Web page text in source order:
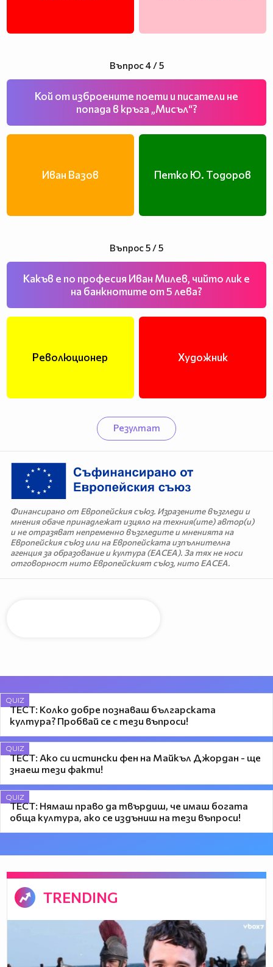
Въпрос 4 / 5
Кой от изброените поети и писатели не
попада в кръга „Мисъл“?
Иван Вазов Петко Ю. Тодоров
Въпрос 5 / 5
Какъв е по професия Иван Милев, чийто лик е
на банкнотите от 5 лева?
Революционер Художник
Резултат
Финансирано от Европейския съюз. Изразените възгледи и
мнения обаче принадлежат изцяло на техния(ите) автор(и)
и не отразяват непременно възгледите и мненията на
Европейския съюз или на Европейската изпълнителна
агенция за образование и култура (EACEA). За тях не носи
отговорност нито Европейският съюз, нито EACEA.
QUIZ
ТЕСТ: Колко добре познаваш българската
култура? Пробвай се с тези въпроси!
QUIZ
ТЕСТ: Ако си истински фен на Майкъл Джордан - ще
знаеш тези факти!
QUIZ
ТЕСТ: Нямаш право да твърдиш, че имаш богата
обща култура, ако се издъниш на тези въпроси!
TRENDING